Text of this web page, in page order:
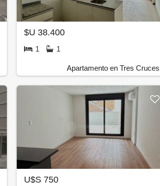
$U 38.400
1 1
Apartamento en Tres Cruces
U$S 750